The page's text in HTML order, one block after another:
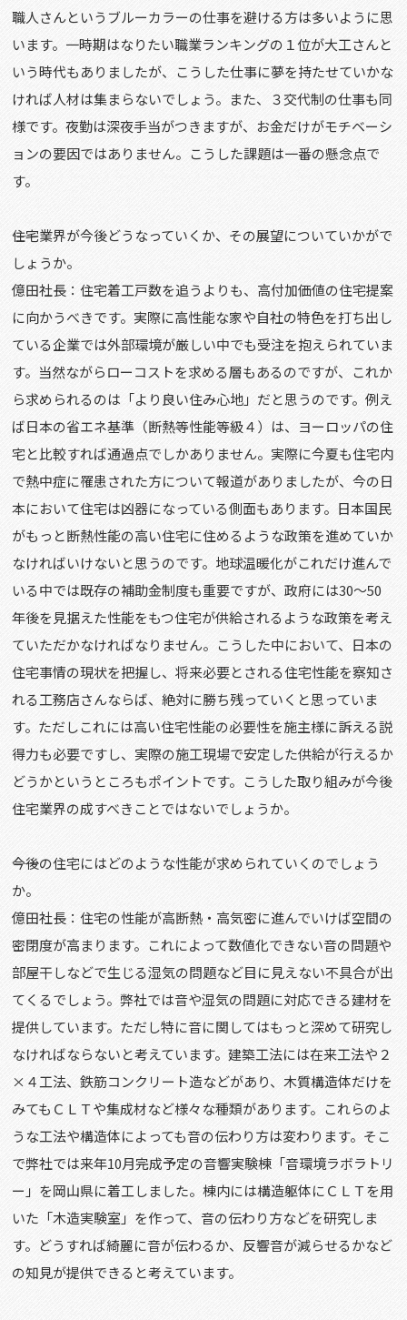
職人さんというブルーカラーの仕事を避ける方は多いように思
います。一時期はなりたい職業ランキングの１位が大工さんと
いう時代もありましたが、こうした仕事に夢を持たせていかな
ければ人材は集まらないでしょう。また、３交代制の仕事も同
様です。夜勤は深夜手当がつきますが、お金だけがモチベーシ
ョンの要因ではありません。こうした課題は一番の懸念点で
す。
――住宅業界が今後どうなっていくか、その展望についていかがで
しょうか。
億田社長：住宅着工戸数を追うよりも、高付加価値の住宅提案
に向かうべきです。実際に高性能な家や自社の特色を打ち出し
ている企業では外部環境が厳しい中でも受注を抱えられていま
す。当然ながらローコストを求める層もあるのですが、これか
ら求められるのは「より良い住み心地」だと思うのです。例え
ば日本の省エネ基準（断熱等性能等級４）は、ヨーロッパの住
宅と比較すれば通過点でしかありません。実際に今夏も住宅内
で熱中症に罹患された方について報道がありましたが、今の日
本において住宅は凶器になっている側面もあります。日本国民
がもっと断熱性能の高い住宅に住めるような政策を進めていか
なければいけないと思うのです。地球温暖化がこれだけ進んで
いる中では既存の補助金制度も重要ですが、政府には30～50
年後を見据えた性能をもつ住宅が供給されるような政策を考え
ていただかなければなりません。こうした中において、日本の
住宅事情の現状を把握し、将来必要とされる住宅性能を察知さ
れる工務店さんならば、絶対に勝ち残っていくと思っていま
す。ただしこれには高い住宅性能の必要性を施主様に訴える説
得力も必要ですし、実際の施工現場で安定した供給が行えるか
どうかというところもポイントです。こうした取り組みが今後
住宅業界の成すべきことではないでしょうか。
――今後の住宅にはどのような性能が求められていくのでしょう
か。
億田社長：住宅の性能が高断熱・高気密に進んでいけば空間の
密閉度が高まります。これによって数値化できない音の問題や
部屋干しなどで生じる湿気の問題など目に見えない不具合が出
てくるでしょう。弊社では音や湿気の問題に対応できる建材を
提供しています。ただし特に音に関してはもっと深めて研究し
なければならないと考えています。建築工法には在来工法や２
×４工法、鉄筋コンクリート造などがあり、木質構造体だけを
みてもＣＬＴや集成材など様々な種類があります。これらのよ
うな工法や構造体によっても音の伝わり方は変わります。そこ
で弊社では来年10月完成予定の音響実験棟「音環境ラボラトリ
ー」を岡山県に着工しました。棟内には構造躯体にＣＬＴを用
いた「木造実験室」を作って、音の伝わり方などを研究しま
す。どうすれば綺麗に音が伝わるか、反響音が減らせるかなど
の知見が提供できると考えています。